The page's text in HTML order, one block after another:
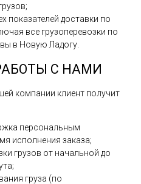
показателей доставки по
все грузоперевозки по
в Новую Ладогу.
С НАМИ
компании клиент получит
персональным
исполнения заказа;
грузов от начальной до
груза (по